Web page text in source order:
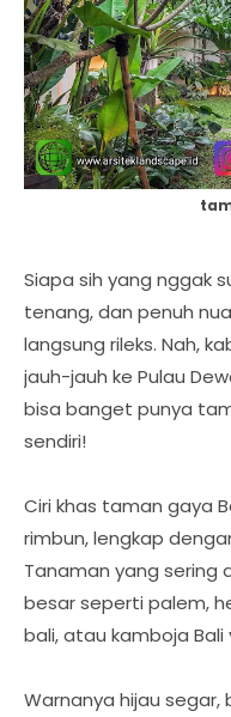
Siapa sih yang nggak
tenang, dan penuh
langsung rileks. Nah,
jauh-jauh ke Pulau
bisa banget punya
sendiri!
Ciri khas taman gaya
rimbun, lengkap
Tanaman yang sering
besar seperti palem,
bali, atau kamboja
Warnanya hijau